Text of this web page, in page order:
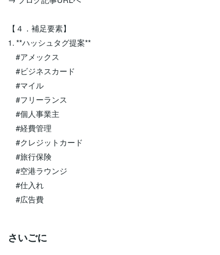
【４．補足要素】
1. **ハッシュタグ提案**
#アメックス
#ビジネスカード
#マイル
#フリーランス
#個人事業主
#経費管理
#クレジットカード
#旅行保険
#空港ラウンジ
#仕入れ
#広告費
さいごに